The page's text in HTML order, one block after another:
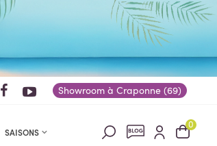
Showroom à Craponne (69)
SAISONS
0